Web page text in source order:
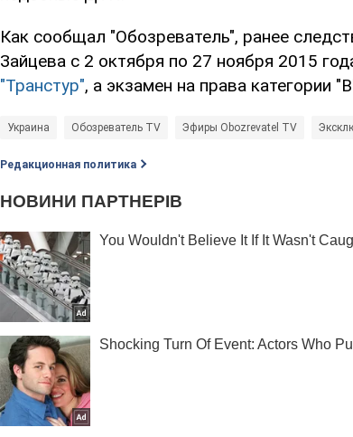
Как сообщал "Обозреватель", ранее
Зайцева с 2 октября по 27 ноября 2015
"Транстур", а экзамен на права категории
Украина Обозреватель TV Эфиры Obozrevatel TV
Редакционная политика